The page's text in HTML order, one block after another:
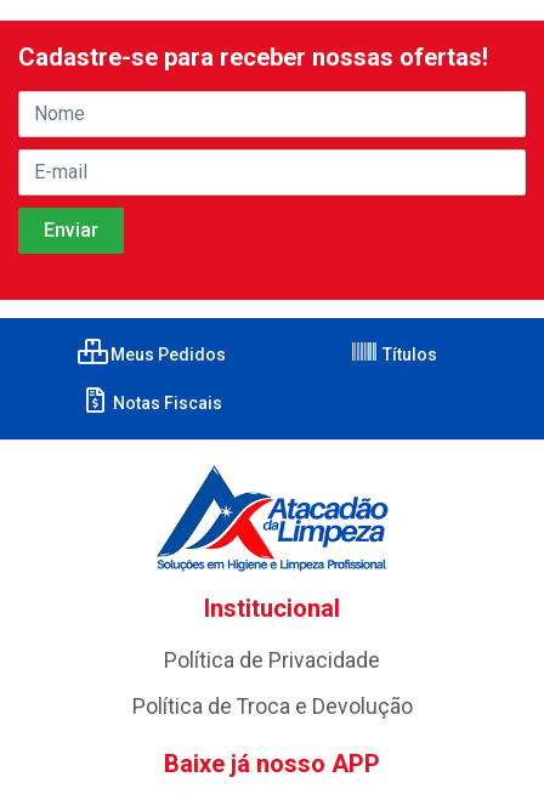
Cadastre-se para receber nossas ofertas!
Meus Pedidos Títulos
Notas Fiscais
Institucional
Política de Privacidade
Política de Troca e Devolução
Baixe já nosso APP